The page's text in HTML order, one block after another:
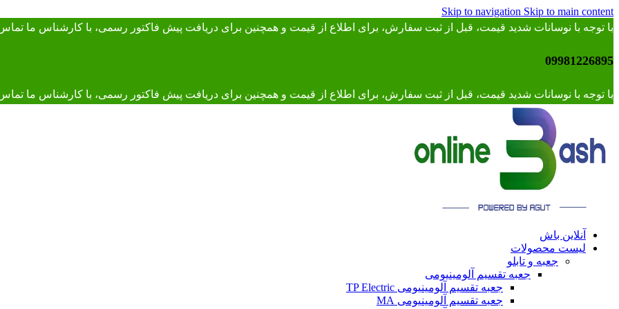
Skip to navigation Skip to main content
با توجه با نوسانات شدید قیمت، قبل از ثبت سفارش، برای اطلاع از قیمت و همچنین برای دریافت پیش فاکتور رسمی، با کارشناس ما تماس
09981226895
با توجه با نوسانات شدید قیمت، قبل از ثبت سفارش، برای اطلاع از قیمت و همچنین برای دریافت پیش فاکتور رسمی، با کارشناس ما تماس بگیرید.
آنلاین باش
لیست محصولات
جعبه و تابلو
جعبه تقسیم آلومینیومی
جعبه تقسیم آلومینیومی TP Electric
جعبه تقسیم آلومینیومی MA